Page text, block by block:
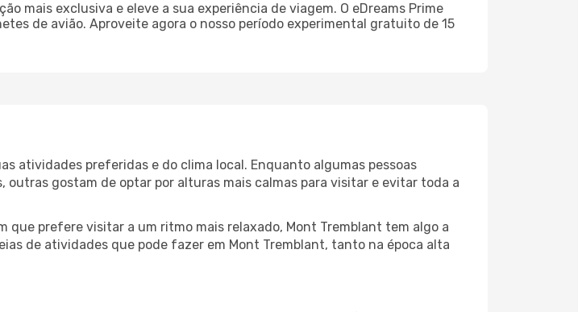
mais exclusiva e eleve a sua experiência de viagem. O eDreams Prime
de avião. Aproveite agora o nosso período experimental gratuito de 15
atividades preferidas e do clima local. Enquanto algumas pessoas
gostam de optar por alturas mais calmas para visitar e evitar toda a
prefere visitar a um ritmo mais relaxado, Mont Tremblant tem algo a
de atividades que pode fazer em Mont Tremblant, tanto na época alta